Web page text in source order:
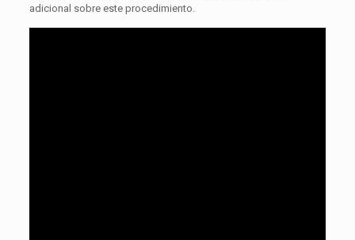
adicional sobre este procedimiento.